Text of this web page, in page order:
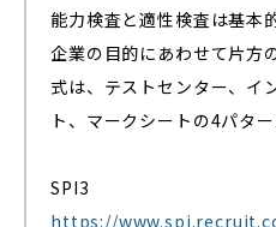
能力検査と適性検査は基本
企業の目的にあわせて片方
式は、テストセンター、イ
ト、マークシートの4パター
SPI3
https://